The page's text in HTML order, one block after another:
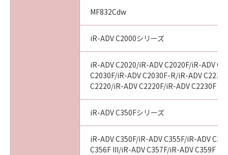
MF832Cdw
iR-ADV C2000シリーズ
iR-ADV C2020/iR-ADV C2020F/iR-ADV
C2030F/iR-ADV C2030F-R/iR-ADV
C2220/iR-ADV C2220F/iR-ADV C2230F
iR-ADV C350Fシリーズ
iR-ADV C350F/iR-ADV C355F/iR-ADV
C356F III/iR-ADV C357F/iR-ADV C359F